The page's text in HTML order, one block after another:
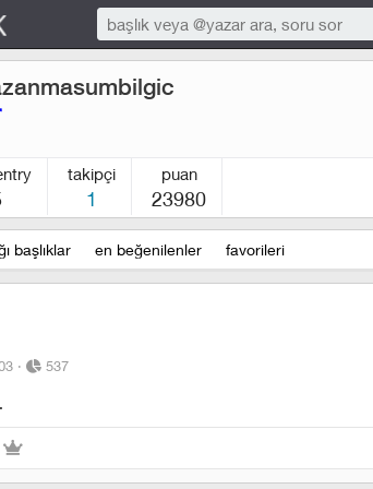
takipçi
1
puan
23980
başlıklar en beğenilenler favorileri
· 537